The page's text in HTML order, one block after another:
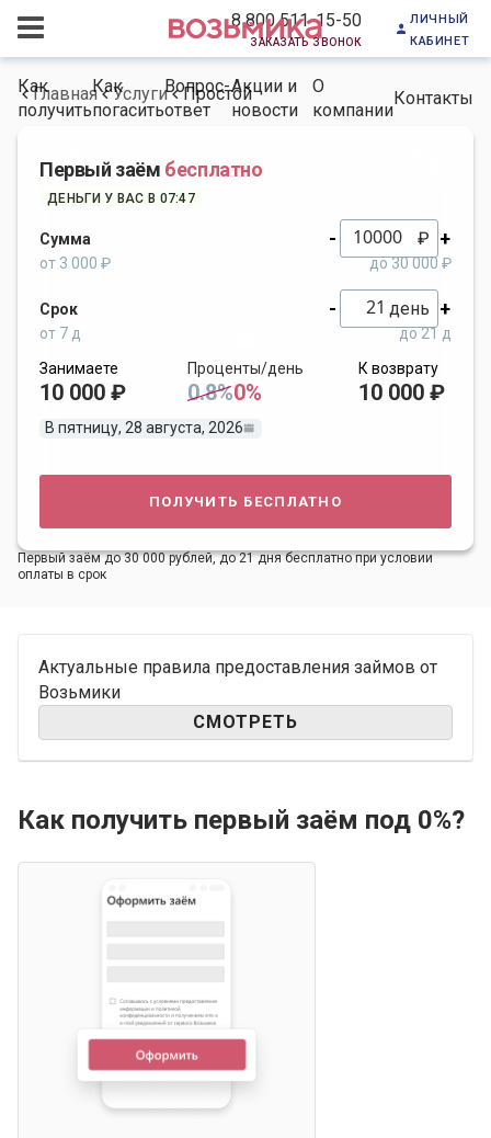
8 800 511-15-50
заказать звонок
личный
кабинет
Как
получить
Как
погасить
Вопрос-
ответ
Акции и
новости
О
компании
Контакты
Главная Услуги Простой
Первый заём бесплатно
ДЕНЬГИ У ВАС В 07:47
Сумма - ₽ +
от 3 000 ₽ до 30 000 ₽
Срок - день +
от 7 д
до 21 д
Занимаете
10 000 ₽
Проценты/день
0.8%0%
К возврату
10 000 ₽
В пятницу, 28 августа, 2026
получить бесплатно
Первый заём до 30 000 рублей, до 21 дня бесплатно при условии
оплаты в срок
Актуальные правила предоставления займов от
Возьмики
СМОТРЕТЬ
Как получить первый заём под 0%?